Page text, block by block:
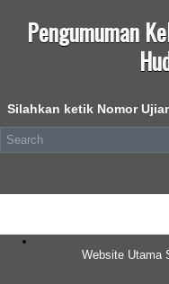
Pengumuman
Silahkan ketik Nomor
Website Utama